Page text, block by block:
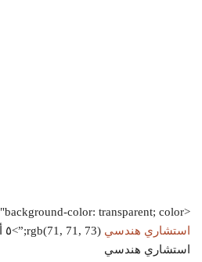
<strong style="background-color: transparent; color:
استشاري هندسي
استشاري هندسي